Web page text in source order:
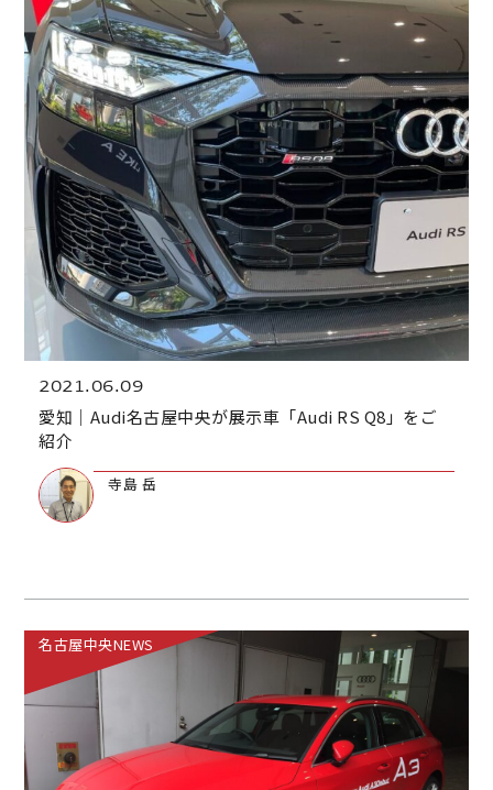
2021.06.09
愛知｜Audi名古屋中央が展示車「Audi RS Q8」をご
紹介
寺島 岳
名古屋中央NEWS